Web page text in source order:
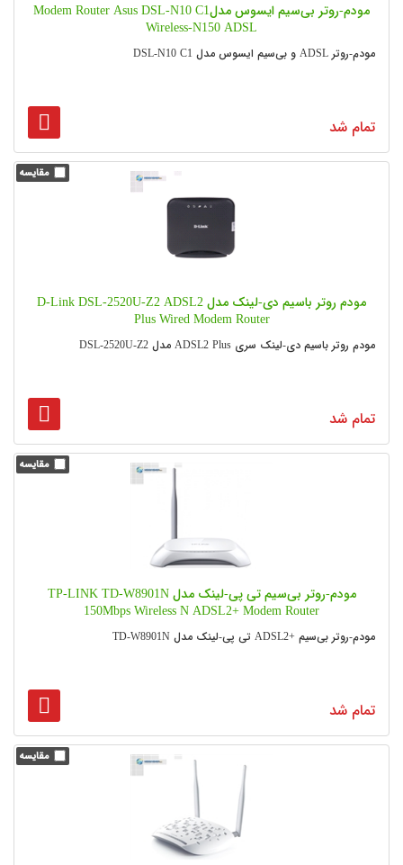
مودم-روتر بی‌سیم ایسوس مدلModem Router Asus DSL-N10 C1
Wireless-N150 ADSL
مودم-روتر ADSL و بی‌سیم ایسوس مدل DSL-N10 C1
تمام شد
مودم روتر باسیم دی-لینک مدل D-Link DSL-2520U-Z2 ADSL2
Plus Wired Modem Router
مودم روتر باسیم دی-لینک سری ADSL2 Plus مدل DSL-2520U-Z2
تمام شد
مودم-روتر بی‌سیم تی پی-لینک مدل TP-LINK TD-W8901N
150Mbps Wireless N ADSL2+ Modem Router
مودم-روتر بی‌سیم +ADSL2 تی پی-لینک مدل TD-W8901N
تمام شد